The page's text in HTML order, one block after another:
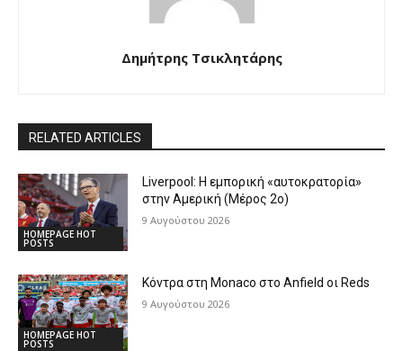
Δημήτρης Τσικλητάρης
RELATED ARTICLES
HOMEPAGE HOT
POSTS
Liverpool: Η εμπορική «αυτοκρατορία»
στην Αμερική (Μέρος 2ο)
9 Αυγούστου 2026
HOMEPAGE HOT
POSTS
Κόντρα στη Monaco στο Anfield οι Reds
9 Αυγούστου 2026